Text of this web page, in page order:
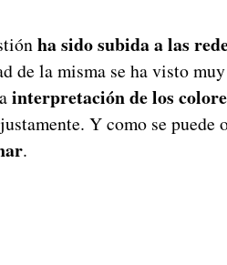
ha sido subida a las
de la misma se ha visto
interpretación de los
Y como se
.